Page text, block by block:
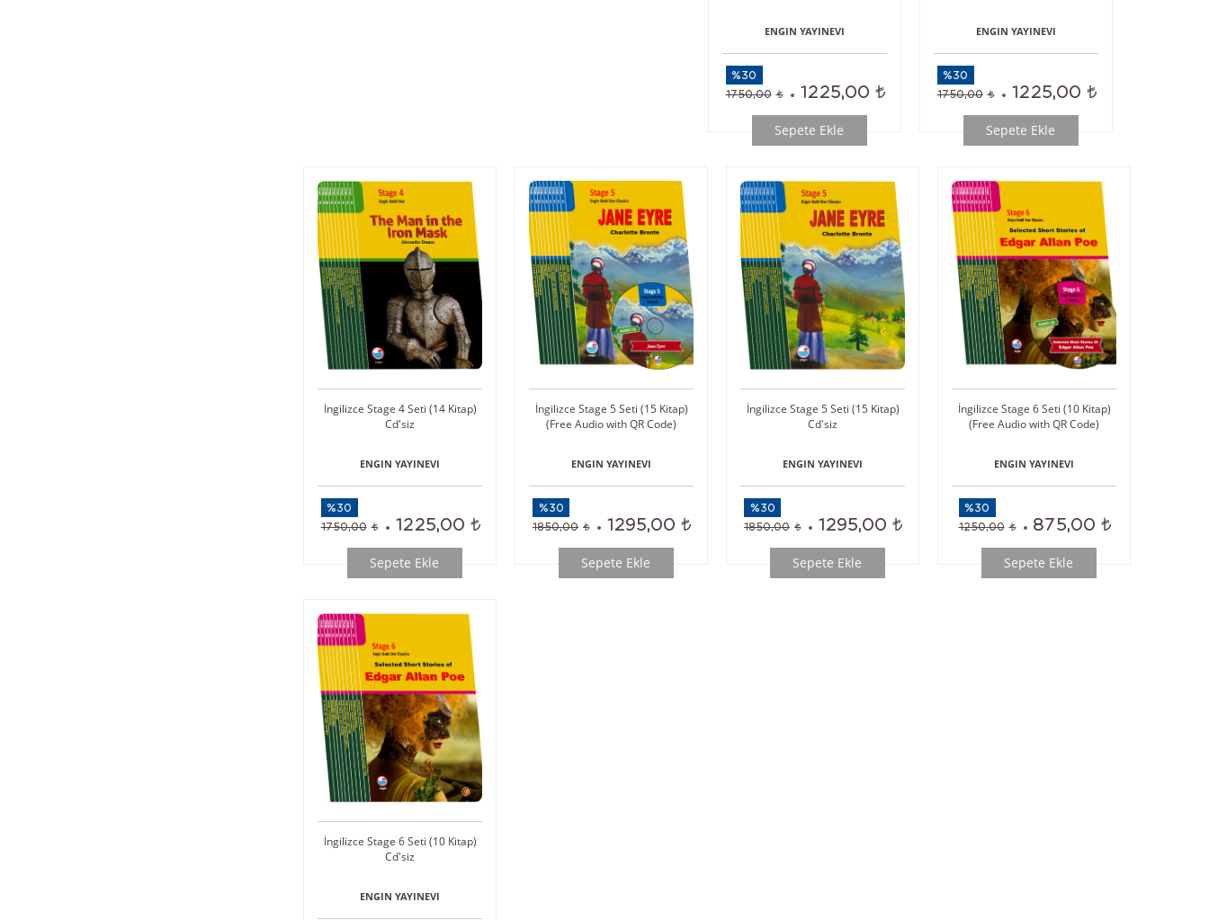
Sepete Ekle
ENGIN YAYINEVI
%30
1750,00
1225,00
Sepete Ekle
ENGIN YAYINEVI
%30
1750,00
1225,00
Sepete Ekle
İngilizce Stage 4 Seti (14 Kitap)
Cd'siz
ENGIN YAYINEVI
%30
1750,00
1225,00
Sepete Ekle
İngilizce Stage 5 Seti (15 Kitap)
(Free Audio with QR Code)
ENGIN YAYINEVI
%30
1850,00
1295,00
Sepete Ekle
İngilizce Stage 5 Seti (15 Kitap)
Cd'siz
ENGIN YAYINEVI
%30
1850,00
1295,00
Sepete Ekle
İngilizce Stage 6 Seti (10 Kitap)
(Free Audio with QR Code)
ENGIN YAYINEVI
%30
1250,00
875,00
İngilizce Stage 6 Seti (10 Kitap)
Cd'siz
ENGIN YAYINEVI